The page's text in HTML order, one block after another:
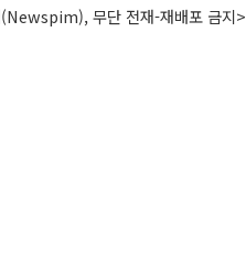
(Newspim), 무단 전재-재배포 금지>